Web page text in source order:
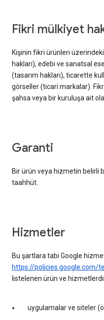
fikri mülkiyet
Kişinin fikri ürünleri
hakları), edebi ve sanatsal
(tasarım hakları), ticarette
görseller (ticari markalar).
şahsa veya bir kuruluşa ait
garanti
Bir ürün veya hizmetin belirli
taahhüt.
hizmetler
Bu şartlara tabi Google
https://policies.google.com/
listelenen ürün ve
uygulamalar ve siteler